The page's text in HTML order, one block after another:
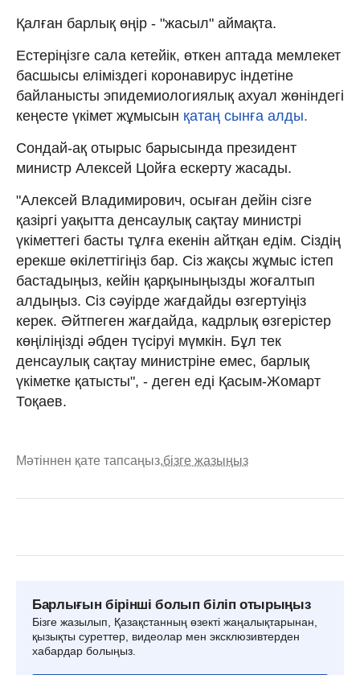
Қалған барлық өңір - "жасыл" аймақта.
Естеріңізге сала кетейік, өткен аптада мемлекет
басшысы еліміздегі коронавирус індетіне
байланысты эпидемиологиялық ахуал жөніндегі
кеңесте үкімет жұмысын қатаң сынға алды.
Сондай-ақ отырыс барысында президент
министр Алексей Цойға ескерту жасады.
"Алексей Владимирович, осыған дейін сізге
қазіргі уақытта денсаулық сақтау министрі
үкіметтегі басты тұлға екенін айтқан едім. Сіздің
ерекше өкілеттігіңіз бар. Сіз жақсы жұмыс істеп
бастадыңыз, кейін қарқыныңызды жоғалтып
алдыңыз. Сіз сәуірде жағдайды өзгертуіңіз
керек. Әйтпеген жағдайда, кадрлық өзгерістер
көңіліңізді әбден түсіруі мүмкін. Бұл тек
денсаулық сақтау министріне емес, барлық
үкіметке қатысты", - деген еді Қасым-Жомарт
Тоқаев.
Мәтіннен қате тапсаңыз,бізге жазыңыз
Барлығын бірінші болып біліп отырыңыз
Бізге жазылып, Қазақстанның өзекті жаңалықтарынан,
қызықты суреттер, видеолар мен эксклюзивтерден
хабардар болыңыз.